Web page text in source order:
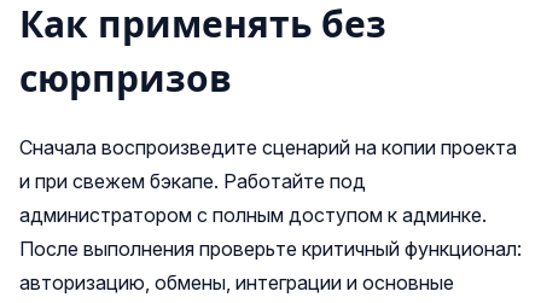
Как применять без
сюрпризов
Сначала воспроизведите сценарий на копии проекта
и при свежем бэкапе. Работайте под
администратором с полным доступом к админке.
После выполнения проверьте критичный функционал:
авторизацию, обмены, интеграции и основные